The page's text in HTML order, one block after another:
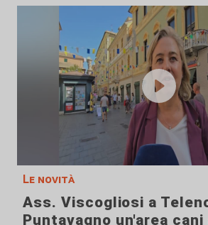
Le novità
Ass. Viscogliosi a
Puntavagno un'area